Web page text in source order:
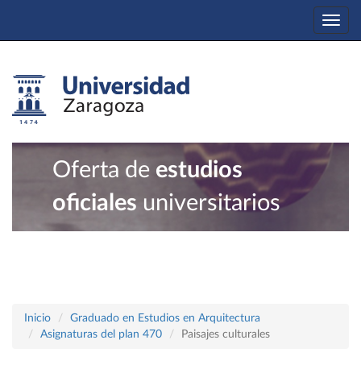
Oferta de estudios
oficiales universitarios
Inicio
Graduado en Estudios en Arquitectura
Asignaturas del plan 470
Paisajes culturales